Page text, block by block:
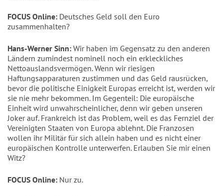
FOCUS Online: Deutsches Geld soll den Euro
zusammenhalten?
Hans-Werner Sinn: Wir haben im Gegensatz zu den anderen
Ländern zumindest nominell noch ein erkleckliches
Nettoauslandsvermögen. Wenn wir riesigen
Haftungsapparaturen zustimmen und das Geld rausrücken,
bevor die politische Einigkeit Europas erreicht ist, werden wir
sie nie mehr bekommen. Im Gegenteil: Die europäische
Einheit wird unwahrscheinlicher, denn wir geben unseren
Joker auf. Frankreich ist das Problem, weil es das Fernziel der
Vereinigten Staaten von Europa ablehnt. Die Franzosen
wollen ihr Militär für sich allein haben und es nicht einer
europäischen Kontrolle unterwerfen. Erlauben Sie mir einen
Witz?
FOCUS Online: Nur zu.